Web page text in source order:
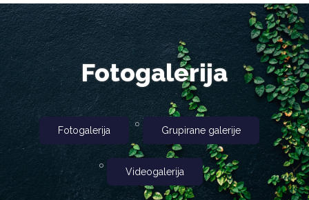
Fotogalerija
Fotogalerija Grupirane galerije
Videogalerija